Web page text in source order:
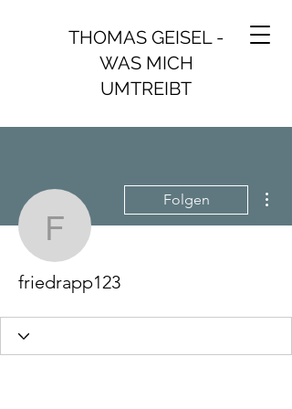
THOMAS GEISEL -
WAS MICH
UMTREIBT
friedrapp123
Folgen
friedrapp123